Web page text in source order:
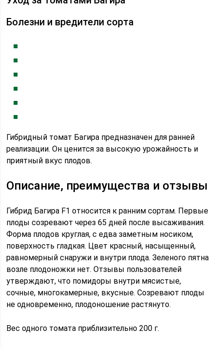
Болезни и вредители сорта
Гибридный томат Багира предназначен для ранней
реализации. Он ценится за высокую урожайность и
приятный вкус плодов.
Описание, преимущества и отзывы
Гибрид Багира F1 относится к ранним сортам. Первые
плоды созревают через 65 дней после высаживания.
Форма плодов круглая, с едва заметным носиком,
поверхность гладкая. Цвет красный, насыщенный,
равномерный снаружи и внутри плода. Зеленого пятна
возле плодоножки нет. Отзывы пользователей
утверждают, что помидоры внутри мясистые,
сочные, многокамерные, вкусные. Созревают плоды
не одновременно, плодоношение растянуто.
Вес одного томата приблизительно 200 г.